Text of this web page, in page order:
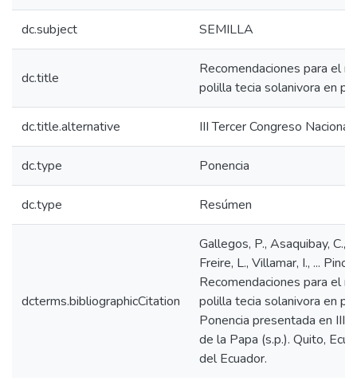
dc.subject SEMILLA
dc.title
Recomendaciones para el
polilla tecia solanivora en
dc.title.alternative III Tercer Congreso
dc.type Ponencia
dc.type Resúmen
dcterms.bibliographicCitation
Gallegos, P., Asaquibay, C.,
Freire, L., Villamar, I., ...
Recomendaciones para el
polilla tecia solanivora en
Ponencia presentada en III
de la Papa (s.p.). Quito,
del Ecuador.